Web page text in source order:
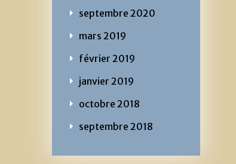
septembre 2020
mars 2019
février 2019
janvier 2019
octobre 2018
septembre 2018